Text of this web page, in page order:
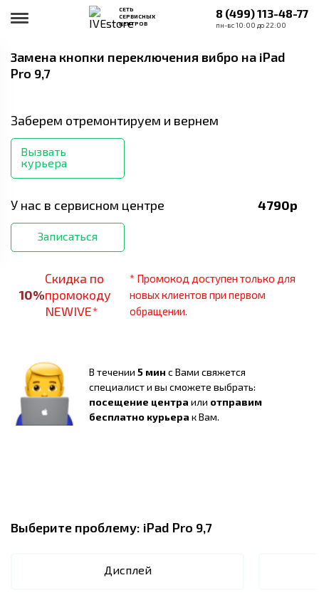
СЕТЬ
СЕРВИСНЫХ
ЦЕНТРОВ
8 (499) 113-48-77
пн-вс 10:00 до 22:00
Замена кнопки переключения вибро на iPad
Pro 9,7
Заберем отремонтируем и вернем
Вызвать
курьера
У нас в сервисном центре 4790р
Записаться
10%
Скидка по
промокоду
NEWIVE*
* Промокод доступен только для
новых клиентов при первом
обращении.
В течении 5 мин с Вами свяжется
специалист и вы сможете выбрать:
посещение центра или отправим
бесплатно курьера к Вам.
Выберите проблему: iPad Pro 9,7
Дисплей